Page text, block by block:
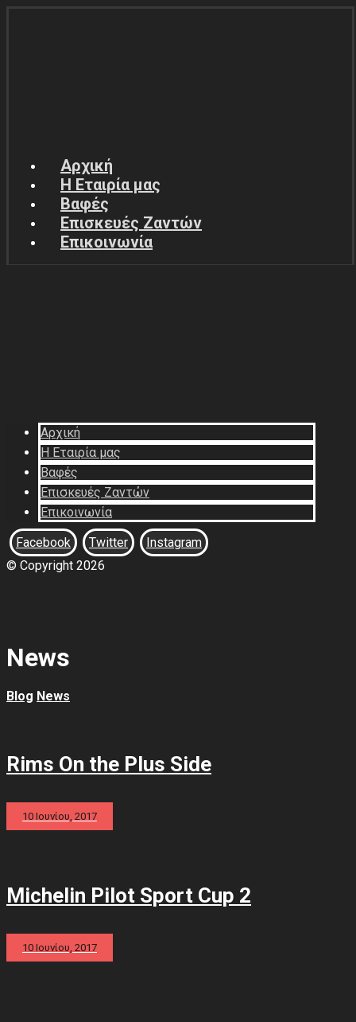
Αρχική
Η Εταιρία μας
Βαφές
Επισκευές Ζαντών
Επικοινωνία
Αρχική
Η Εταιρία μας
Βαφές
Επισκευές Ζαντών
Επικοινωνία
Facebook
Twitter
Instagram
© Copyright 2026
News
Blog News
Rims On the Plus Side
10 Ιουνίου, 2017
Michelin Pilot Sport Cup 2
10 Ιουνίου, 2017